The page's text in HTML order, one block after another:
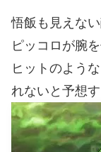
悟飯も見えな
ピッコロが腕
ヒットのよう
れないと予想す